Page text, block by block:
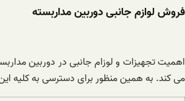
فروش لوازم جانبی دوربین مداربسته
اهمیت تجهیزات و لوزام جانبی در دوربین
می کند. به همین منظور برای دسترسی به کلیه